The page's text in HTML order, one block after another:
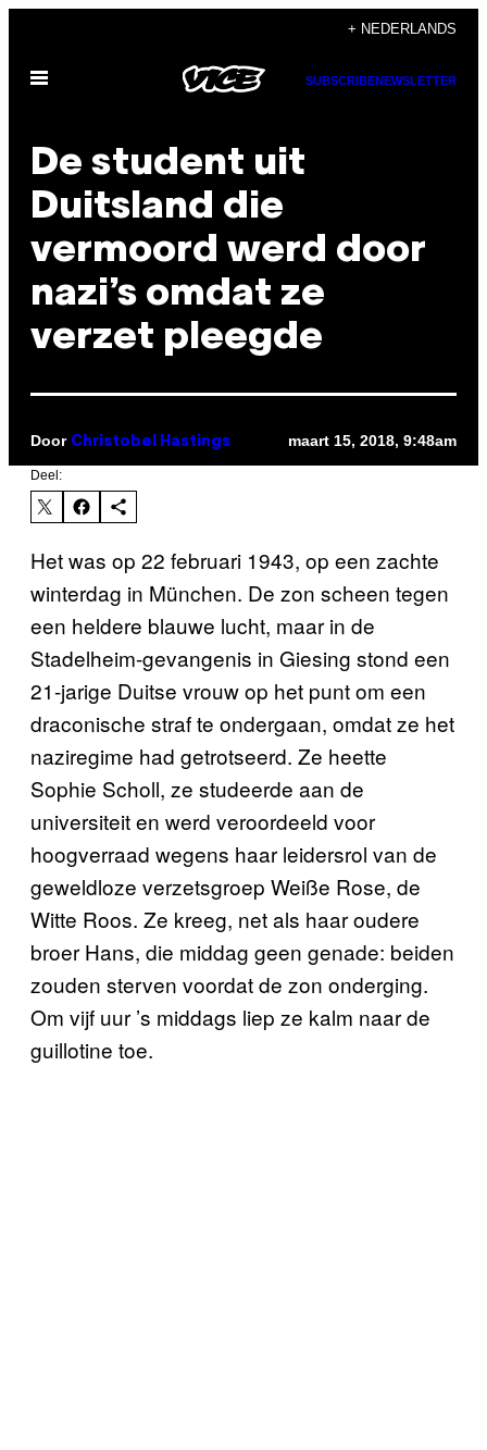
de
+ NEDERLANDS
Open
SUBSCRIBENEWSLETTER
De student uit
Duitsland die
vermoord werd door
nazi’s omdat ze
verzet pleegde
Door Christobel Hastings maart 15, 2018, 9:48am
Deel:
Het was op 22 februari 1943, op een zachte
winterdag in München. De zon scheen tegen
een heldere blauwe lucht, maar in de
Stadelheim-gevangenis in Giesing stond een
21-jarige Duitse vrouw op het punt om een
draconische straf te ondergaan, omdat ze het
naziregime had getrotseerd. Ze heette
Sophie Scholl, ze studeerde aan de
universiteit en werd veroordeeld voor
hoogverraad wegens haar leidersrol van de
geweldloze verzetsgroep Weiße Rose, de
Witte Roos. Ze kreeg, net als haar oudere
broer Hans, die middag geen genade: beiden
zouden sterven voordat de zon onderging.
Om vijf uur ’s middags liep ze kalm naar de
guillotine toe.